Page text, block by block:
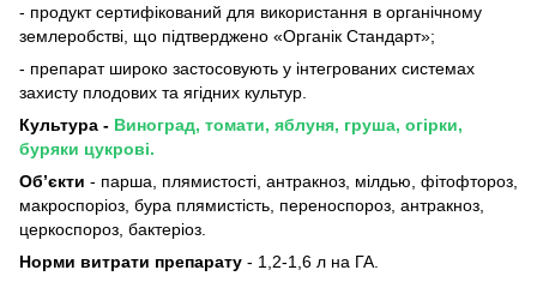
- продукт сертифікований для використання в органічному
землеробстві, що підтверджено «Органік Стандарт»;
- препарат широко застосовують у інтегрованих системах
захисту плодових та ягідних культур.
Культура - Виноград, томати, яблуня, груша, огірки,
буряки цукрові.
Об’єкти - парша, плямистості, антракноз, мілдью, фітофтороз,
макроспоріоз, бура плямистість, переноспороз, антракноз,
церкоспороз, бактеріоз.
Норми витрати препарату - 1,2-1,6 л на ГА.